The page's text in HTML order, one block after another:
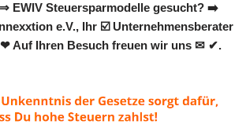
EWIV Steuersparmodelle gesucht? ➡️
e.V., Ihr ☑️ Unternehmensberater
Auf Ihren Besuch freuen wir uns ✉ ✔.